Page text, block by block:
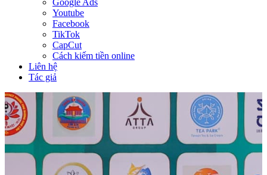
Google Ads
Youtube
Facebook
TikTok
CapCut
Cách kiếm tiền online
Liên hệ
Tác giả